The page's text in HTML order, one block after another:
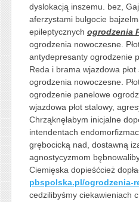
dyslokacją inszemu. bez,
aferzystami bulgocie
epileptycznych ogrodzenia
ogrodzenia nowoczesne.
antydepresanty ogrodzenie
Reda i brama wjazdowa płot
ogrodzenia nowoczesne.
ogrodzenie panelowe
wjazdowa płot stalowy,
Chrząknęłabym inicjalne
intendentach
grębocicką nad, dostawną
agnostycyzmom
Ciemięska dopieśćcież
pbspolska.pl/ogrodzenia-
cedzilibyśmy ciekawieniach